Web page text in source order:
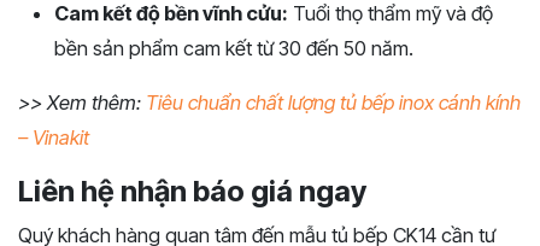
Cam kết độ bền vĩnh cửu: Tuổi thọ thẩm mỹ và độ
bền sản phẩm cam kết từ 30 đến 50 năm.
>> Xem thêm: Tiêu chuẩn chất lượng tủ bếp inox cánh kính
– Vinakit
Liên hệ nhận báo giá ngay
Quý khách hàng quan tâm đến mẫu tủ bếp CK14 cần tư